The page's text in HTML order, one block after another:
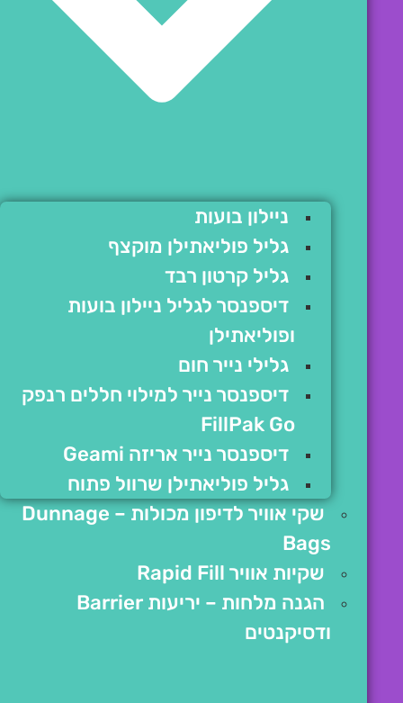
ניילון בועות
גליל פוליאתילן מוקצף
גליל קרטון רבד
דיספנסר לגליל ניילון בועות
ופוליאתילן
גלילי נייר חום
דיספנסר נייר למילוי חללים רנפק
FillPak Go
דיספנסר נייר אריזה Geami
גליל פוליאתילן שרוול פתוח
שקי אוויר לדיפון מכולות – Dunnage
Bags
שקיות אוויר Rapid Fill
הגנה מלחות – יריעות Barrier
ודסיקנטים